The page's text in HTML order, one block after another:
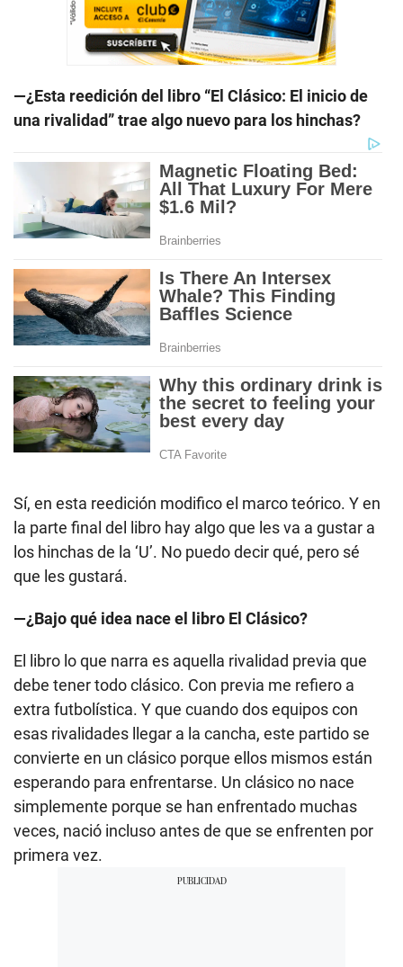
—¿Esta reedición del libro “El Clásico: El inicio de
una rivalidad” trae algo nuevo para los hinchas?
Sí, en esta reedición modifico el marco teórico. Y en
la parte final del libro hay algo que les va a gustar a
los hinchas de la ‘U’. No puedo decir qué, pero sé
que les gustará.
—¿Bajo qué idea nace el libro El Clásico?
El libro lo que narra es aquella rivalidad previa que
debe tener todo clásico. Con previa me refiero a
extra futbolística. Y que cuando dos equipos con
esas rivalidades llegar a la cancha, este partido se
convierte en un clásico porque ellos mismos están
esperando para enfrentarse. Un clásico no nace
simplemente porque se han enfrentado muchas
veces, nació incluso antes de que se enfrenten por
primera vez.